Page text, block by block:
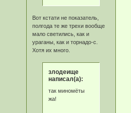
Вот кстати не показатель,
полгода те же трехи вообще
мало светились, как и
ураганы, как и торнадо-с.
Хотя их много.
злодеище
написал(а):
так миномёты
жа!